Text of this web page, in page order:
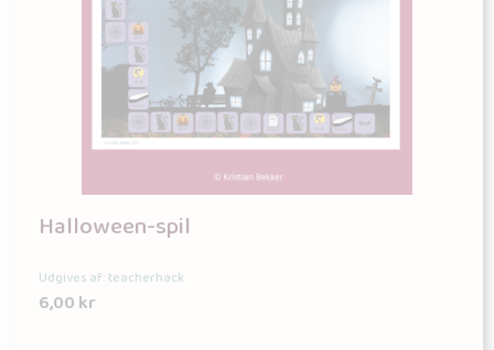
Halloween-spil
Udgives af: teacherhack
6,00kr